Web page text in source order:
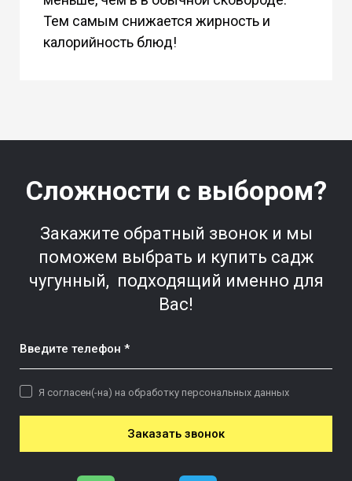
Тем самым снижается жирность и
калорийность блюд!
Сложности с выбором?
Закажите обратный звонок и мы
поможем выбрать и купить садж
чугунный, подходящий именно для
Вас!
Введите телефон *
Заказать звонок
Я согласен(-на) на обработку персональных данных